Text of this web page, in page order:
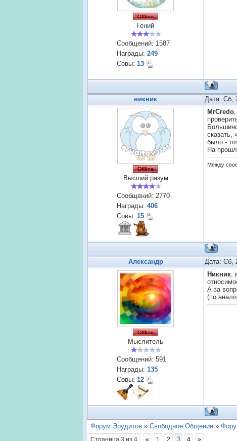
Гений
Сообщений: 1587
Награды: 249
Совы: 13
никник Дата: Сб,
Высший разум
Сообщений: 2770
Награды: 406
Совы: 15
MrCredo
сказать,
было -
На
Между
Александр Дата: Сб,
Мыслитель
Сообщений: 591
Награды: 135
Совы: 12
Никник,
А за
(по
Форум Эрудитов » Свободное Общение »
Страница 3 из 4 « 1 2 3 4 »